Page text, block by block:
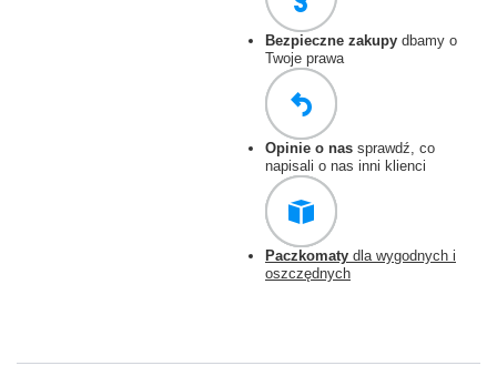
Bezpieczne zakupy dbamy o
Twoje prawa
Opinie o nas sprawdź, co
napisali o nas inni klienci
Paczkomaty dla wygodnych i
oszczędnych